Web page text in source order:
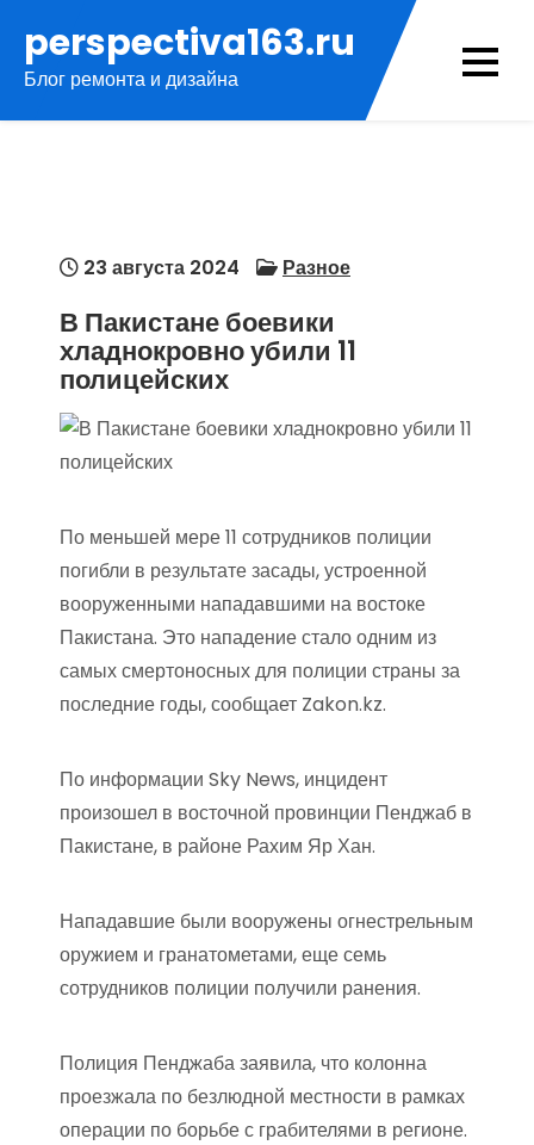
содержимому
perspectiva163.ru
Блог ремонта и дизайна
23 августа 2024 Разное
В Пакистане боевики
хладнокровно убили 11
полицейских
По меньшей мере 11 сотрудников полиции
погибли в результате засады, устроенной
вооруженными нападавшими на востоке
Пакистана. Это нападение стало одним из
самых смертоносных для полиции страны за
последние годы, сообщает Zakon.kz.
По информации Sky News, инцидент
произошел в восточной провинции Пенджаб в
Пакистане, в районе Рахим Яр Хан.
Нападавшие были вооружены огнестрельным
оружием и гранатометами, еще семь
сотрудников полиции получили ранения.
Полиция Пенджаба заявила, что колонна
проезжала по безлюдной местности в рамках
операции по борьбе с грабителями в регионе.